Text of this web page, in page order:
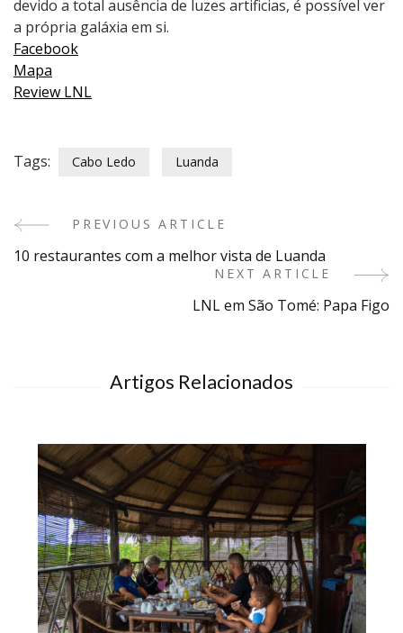
devido a total ausência de luzes artificias, é possível ver
a própria galáxia em si.
Facebook
Mapa
Review LNL
Tags: Cabo Ledo Luanda
PostPREVIOUS ARTICLE
10 restaurantes com a melhor vista de Luanda
NEXT ARTICLE
LNL em São Tomé: Papa Figo
Artigos Relacionados